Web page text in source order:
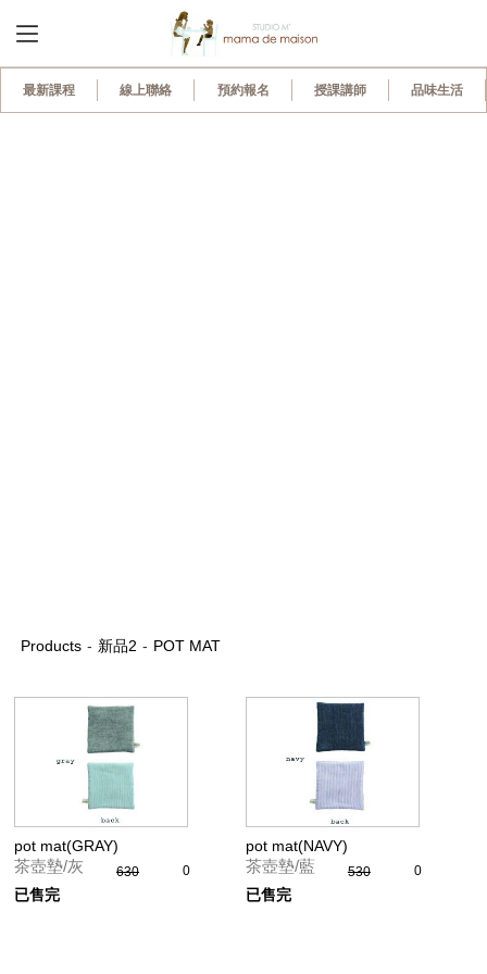
Products - 新品2 - POT MAT
pot mat(GRAY)
茶壺墊/灰 630 0
已售完
pot mat(NAVY)
茶壺墊/藍 530 0
已售完
最新課程 線上聯絡 預約報名 授課講師 品味生活